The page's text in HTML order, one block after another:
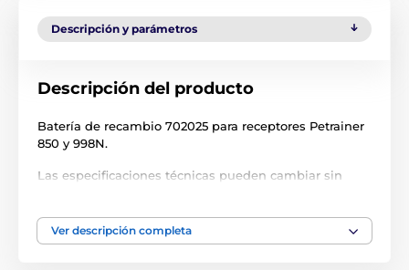
Descripción y parámetros
Descripción del producto
Batería de recambio 702025 para receptores Petrainer
850 y 998N.
Las especificaciones técnicas pueden cambiar sin
Ver descripción completa